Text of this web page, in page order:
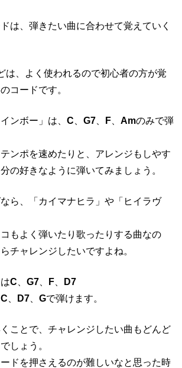
は、弾きたい曲に合わせて覚えていく
は、よく使われるので初心者の方が覚
コードです。
インボー」は、C 、G7 F 、Amのみで弾
ンポを速めたりと、アレンジもしやす
の好きなように弾いてみましょう。
ら、「カイマナヒラ」や「ヒイラヴ
もよく弾いたり歌ったりする曲なの
チャレンジしたいですよね。
C 、G7 F
D7
C D7 、Gで弾けます。
ことで、チャレンジしたい曲もどんど
しょう。
ドを押さえるのが難しいなと思った時